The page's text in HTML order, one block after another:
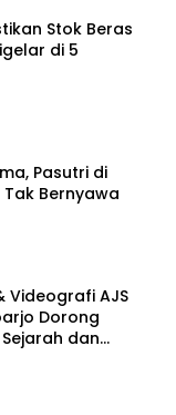
Stok Beras
di 5
Pasutri di
Bernyawa
Videografi AJS
Dorong
dan